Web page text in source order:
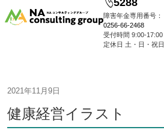
障害年金専用番号：
0256-66-2468
受付時間 9:00-17:00
定休日 土・日・祝日
2021年11月9日
健康経営イラスト